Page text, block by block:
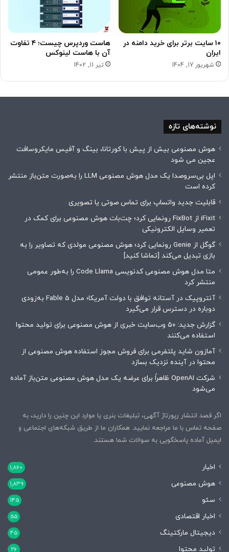
۱۰ سایت برتر برای خرید دامنه در
ایران
شهریور 17, 1404
هاست وردپرس چیست؛ ۴ تفاوت
آن با هاست لینوکس
تیر 11, 1402
نوشته‌های تازه
هوش مصنوعی بیش از پیش با کورتانا، بینگ و آفیس مایکروسافت
عجین می شود
اپل بی‌سروصدا یک مدل هوش مصنوعی LLM را به‌صورت متن‌باز منتشر
کرده است
قابلیت جدید واتساپ برای تماس صوتی یا تصویری
iFixit از FixBot رونمایی کرد؛ چت‌بات هوش مصنوعی برای کمک در
تعمیر وسایل الکترونیکی
گوگل از Genie رونمایی کرد؛ هوش مصنوعی مولدی که تصاویر را به
بازی تبدیل می‌کند [تماشا کنید]
متا مدل هوش مصنوعی کدنویسی Code Llama را به‌طور عمومی
منتشر کرد
آنتروپیک در آستانه توافق با دولت آمریکا؛ مدل Fable 5 به‌زودی
دوباره در دسترس قرار می‌گیرد
گزارش جدید: ۵۰ وب‌سایت خبری از هوش مصنوعی برای تولید محتوا
استفاده می‌کنند
آمازون شاید پلتفرمی برای فروش مجوز استفاده هوش مصنوعی از
محتوا در آینده نزدیک بسازد
شرکت OpenAI ظاهراً برای عرضه یک مدل هوش مصنوعی متن‌باز آماده
می‌شود
اگر قصد انتشار رپورتاژ آگهی، تبلیغات بنری یا موارد این چنین را دارید، به
صفحه تماس با ما مراجعه نمایید. همکاران ما از طریق شبکه‌های اجتماعی و
ایمیل آماده پاسخگویی به سوالات شما هستند.
اخبار 1,860
هوش مصنوعی 1,839
سئو 145
اخبار اقتصادی 55
دیجیتال مارکتینگ 45
تولید محتوا 26